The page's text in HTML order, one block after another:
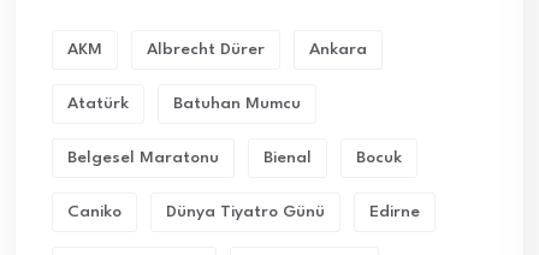
AKM Albrecht Dürer Ankara
Atatürk Batuhan Mumcu
Belgesel Maratonu Bienal Bocuk
Caniko Dünya Tiyatro Günü Edirne